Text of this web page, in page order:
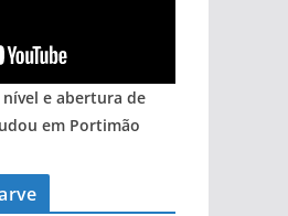
nível e abertura de
em Portimão